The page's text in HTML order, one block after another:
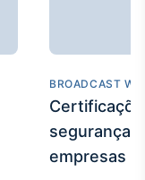
BROADCAST
segurança
empresas